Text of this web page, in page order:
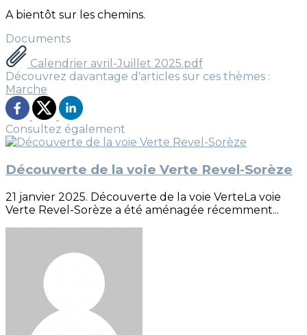
A bientôt sur les chemins.
Documents
Calendrier avril-Juillet 2025.pdf
Découvrez davantage d'articles sur ces thèmes :
Marche
Consultez également
Découverte de la voie Verte Revel-Sorèze
21 janvier 2025. Découverte de la voie VerteLa voie
Verte Revel-Sorèze a été aménagée récemment...